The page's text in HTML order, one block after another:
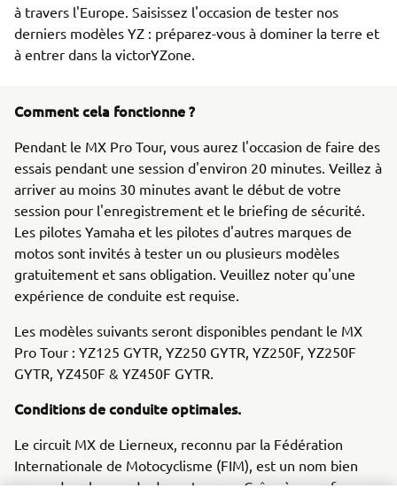
à travers l'Europe. Saisissez l'occasion de tester nos
derniers modèles YZ : préparez-vous à dominer la terre et
à entrer dans la victorYZone.
Comment cela fonctionne ?
Pendant le MX Pro Tour, vous aurez l'occasion de faire des
essais pendant une session d'environ 20 minutes. Veillez à
arriver au moins 30 minutes avant le début de votre
session pour l'enregistrement et le briefing de sécurité.
Les pilotes Yamaha et les pilotes d'autres marques de
motos sont invités à tester un ou plusieurs modèles
gratuitement et sans obligation. Veuillez noter qu'une
expérience de conduite est requise.
Les modèles suivants seront disponibles pendant le MX
Pro Tour : YZ125 GYTR, YZ250 GYTR, YZ250F, YZ250F
GYTR, YZ450F & YZ450F GYTR.
Conditions de conduite optimales.
Le circuit MX de Lierneux, reconnu par la Fédération
Internationale de Motocyclisme (FIM), est un nom bien
connu dans le monde du motocross. Grâce à sa surface